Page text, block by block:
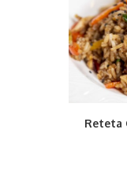
Reteta